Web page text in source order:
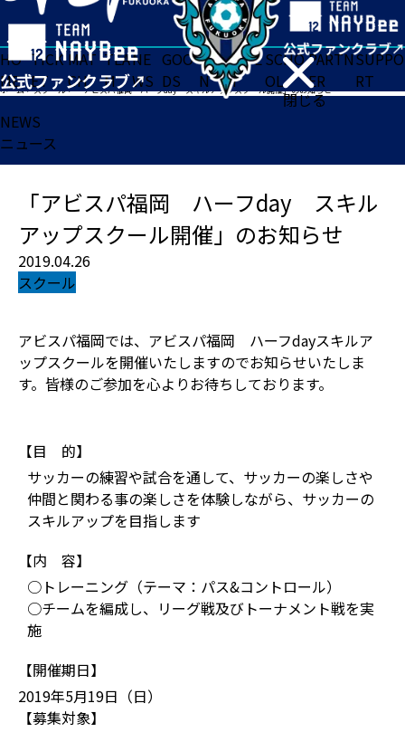
閉じる
HO
ME
TICK
ET
MAT
CH
TEA
M
NE
WS
GOO
DS
FA
N
ACADE
MY
SCHO
OL
PARTN
ER
SUPPO
RT
ホーム>スクール>「アビスパ福岡 ハーフday スキルアップスクール開催」のお知らせ
NEWS
ニュース
「アビスパ福岡 ハーフday スキル
アップスクール開催」のお知らせ
2019.04.26
スクール
アビスパ福岡では、アビスパ福岡 ハーフdayスキルア
ップスクールを開催いたしますのでお知らせいたしま
す。皆様のご参加を心よりお待ちしております。
【目 的】
サッカーの練習や試合を通して、サッカーの楽しさや
仲間と関わる事の楽しさを体験しながら、サッカーの
スキルアップを目指します
【内 容】
○トレーニング（テーマ：パス&コントロール）
○チームを編成し、リーグ戦及びトーナメント戦を実
施
【開催期日】
2019年5月19日（日）
【募集対象】